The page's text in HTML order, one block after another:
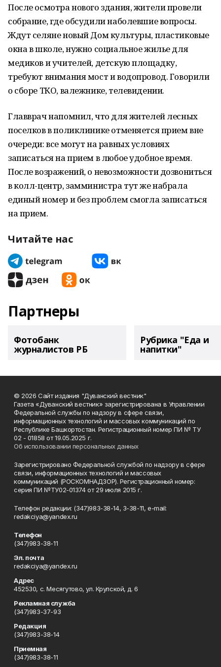
После осмотра нового здания, жители провели
собрание, где обсудили наболевшие вопросы.
Ждут селяне новый Дом культуры, пластиковые
окна в школе, нужно социальное жилье для
медиков и учителей, детскую площадку,
требуют внимания мост и водопровод. Говорили
о сборе ТКО, валежнике, телевидении.
Главврач напомнил, что для жителей лесных
поселков в поликлинике отменяется прием вне
очереди: все могут на равных условиях
записаться на прием в любое удобное время.
После возражений, о невозможности дозвониться
в колл-центр, замминистра тут же набрала
единый номер и без проблем смогла записаться
на прием.
Читайте нас
Партнеры
Фотобанк
журналистов РБ
Рубрика "Еда и
напитки"
© 2026 Сайт издания "Дуванский вестник"
Газета «Дуванский вестник» зарегистрирована в Управлении
Федеральной службы по надзору в сфере связи,
информационных технологий и массовых коммуникаций по
Республике Башкортостан. Регистрационный номер ПИ № ТУ
02 - 01858 от 19.05.2025 г.
Об использовании персональных данных
Зарегистрировано Федеральной службой по надзору в сфере
связи, информационных технологий и массовых
коммуникаций (РОСКОМНАДЗОР). Регистрационный номер:
серия ПИ №ТУ02-01374 от 29 июля 2015 г.
Телефон редакции: (347)983-38-14, 3-38-11, e-mail:
redakciya@yandex.ru
Телефон
(347)983-38-11
Эл. почта
redakciya@yandex.ru
Адрес
452530, с. Месягутово, ул. Крупской, д. 6
Рекламная служба
(347)983-37-93
Редакция
(347)983-38-14
Приемная
(347)983-38-11